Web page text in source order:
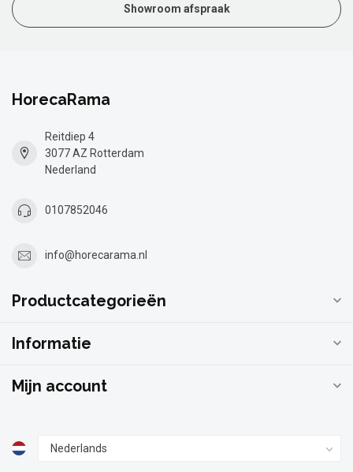
Showroom afspraak
HorecaRama
Reitdiep 4
3077 AZ Rotterdam
Nederland
0107852046
info@horecarama.nl
Productcategorieën
Informatie
Mijn account